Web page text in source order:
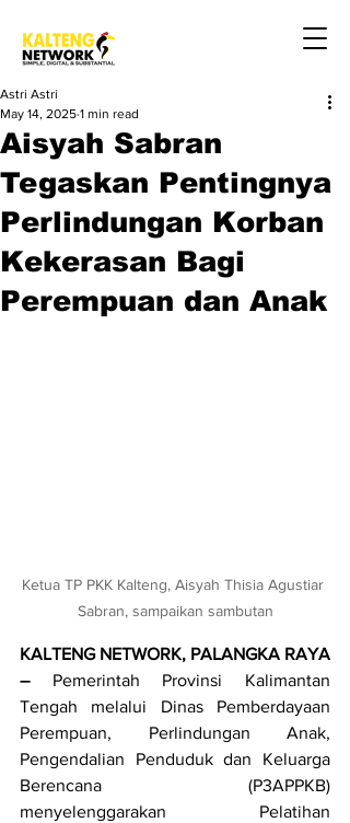
Aisyah Sabran
Tegaskan Pentingnya
Perlindungan Korban
Kekerasan Bagi
Perempuan dan Anak
Astri Astri
May 14, 2025 1 min read
Ketua TP PKK Kalteng, Aisyah Thisia Agustiar
Sabran, sampaikan sambutan
KALTENG NETWORK, PALANGKA RAYA
– Pemerintah Provinsi Kalimantan
Tengah melalui Dinas Pemberdayaan
Perempuan, Perlindungan Anak,
Pengendalian Penduduk dan Keluarga
Berencana (P3APPKB)
menyelenggarakan Pelatihan